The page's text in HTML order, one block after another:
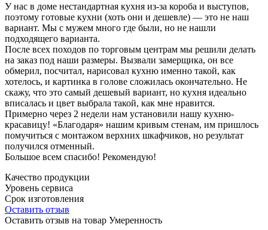
У нас в доме нестандартная кухня из-за короба и выступов,
поэтому готовые кухни (хоть они и дешевле) — это не наш
вариант. Мы с мужем много где были, но не нашли
подходящего варианта.
После всех походов по торговым центрам мы решили делать
на заказ под наши размеры. Вызвали замерщика, он все
обмерил, посчитал, нарисовал кухню именно такой, как
хотелось, и картинка в голове сложилась окончательно. Не
скажу, что это самый дешевый вариант, но кухня идеально
вписалась и цвет выбрала такой, как мне нравится.
Примерно через 2 недели нам установили нашу кухню-
красавицу! «Благодаря» нашим кривым стенам, им пришлось
помучиться с монтажом верхних шкафчиков, но результат
получился отменный.
Большое всем спасибо! Рекомендую!
Качество продукции
Уровень сервиса
Срок изготовления
Оставить отзыв
Оставить отзыв на товар Умеренность